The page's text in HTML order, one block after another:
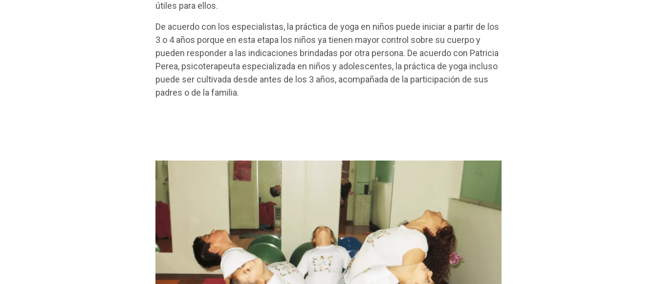
útiles para ellos.
De acuerdo con los especialistas, la práctica de yoga en niños puede iniciar a partir de los
3 o 4 años porque en esta etapa los niños ya tienen mayor control sobre su cuerpo y
pueden responder a las indicaciones brindadas por otra persona. De acuerdo con Patricia
Perea, psicoterapeuta especializada en niños y adolescentes, la práctica de yoga incluso
puede ser cultivada desde antes de los 3 años, acompañada de la participación de sus
padres o de la familia.